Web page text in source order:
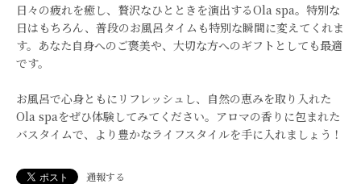
日々の疲れを癒し、贅沢なひとときを演出するOla spa。特別な
日はもちろん、普段のお風呂タイムも特別な瞬間に変えてくれま
す。あなた自身へのご褒美や、大切な方へのギフトとしても最適
です。
お風呂で心身ともにリフレッシュし、自然の恵みを取り入れた
Ola spaをぜひ体験してみてください。アロマの香りに包まれた
バスタイムで、より豊かなライフスタイルを手に入れましょう！
通報する